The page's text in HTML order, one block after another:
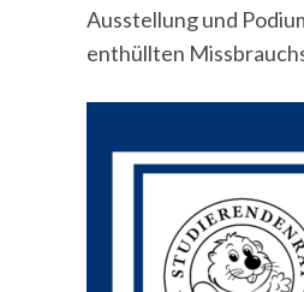
Ausstellung und
enthüllten